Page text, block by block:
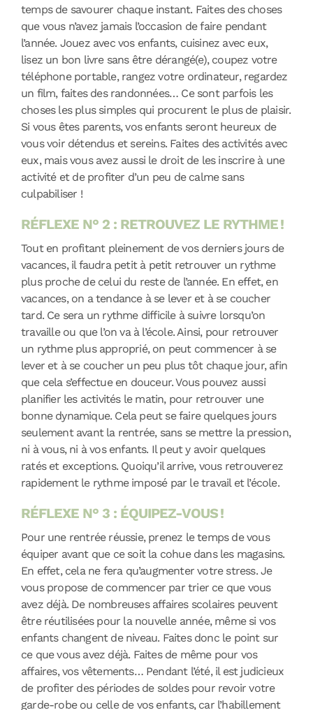
temps de savourer chaque instant. Faites des choses
que vous n’avez jamais l’occasion de faire pendant
l’année. Jouez avec vos enfants, cuisinez avec eux,
lisez un bon livre sans être dérangé(e), coupez votre
téléphone portable, rangez votre ordinateur, regardez
un film, faites des randonnées… Ce sont parfois les
choses les plus simples qui procurent le plus de plaisir.
Si vous êtes parents, vos enfants seront heureux de
vous voir détendus et sereins. Faites des activités avec
eux, mais vous avez aussi le droit de les inscrire à une
activité et de profiter d’un peu de calme sans
culpabiliser !
RÉFLEXE N° 2 : RETROUVEZ LE RYTHME !
Tout en profitant pleinement de vos derniers jours de
vacances, il faudra petit à petit retrouver un rythme
plus proche de celui du reste de l’année. En effet, en
vacances, on a tendance à se lever et à se coucher
tard. Ce sera un rythme difficile à suivre lorsqu’on
travaille ou que l’on va à l’école. Ainsi, pour retrouver
un rythme plus approprié, on peut commencer à se
lever et à se coucher un peu plus tôt chaque jour, afin
que cela s’effectue en douceur. Vous pouvez aussi
planifier les activités le matin, pour retrouver une
bonne dynamique. Cela peut se faire quelques jours
seulement avant la rentrée, sans se mettre la pression,
ni à vous, ni à vos enfants. Il peut y avoir quelques
ratés et exceptions. Quoiqu’il arrive, vous retrouverez
rapidement le rythme imposé par le travail et l’école.
RÉFLEXE N° 3 : ÉQUIPEZ-VOUS !
Pour une rentrée réussie, prenez le temps de vous
équiper avant que ce soit la cohue dans les magasins.
En effet, cela ne fera qu’augmenter votre stress. Je
vous propose de commencer par trier ce que vous
avez déjà. De nombreuses affaires scolaires peuvent
être réutilisées pour la nouvelle année, même si vos
enfants changent de niveau. Faites donc le point sur
ce que vous avez déjà. Faites de même pour vos
affaires, vos vêtements… Pendant l’été, il est judicieux
de profiter des périodes de soldes pour revoir votre
garde-robe ou celle de vos enfants, car l’habillement